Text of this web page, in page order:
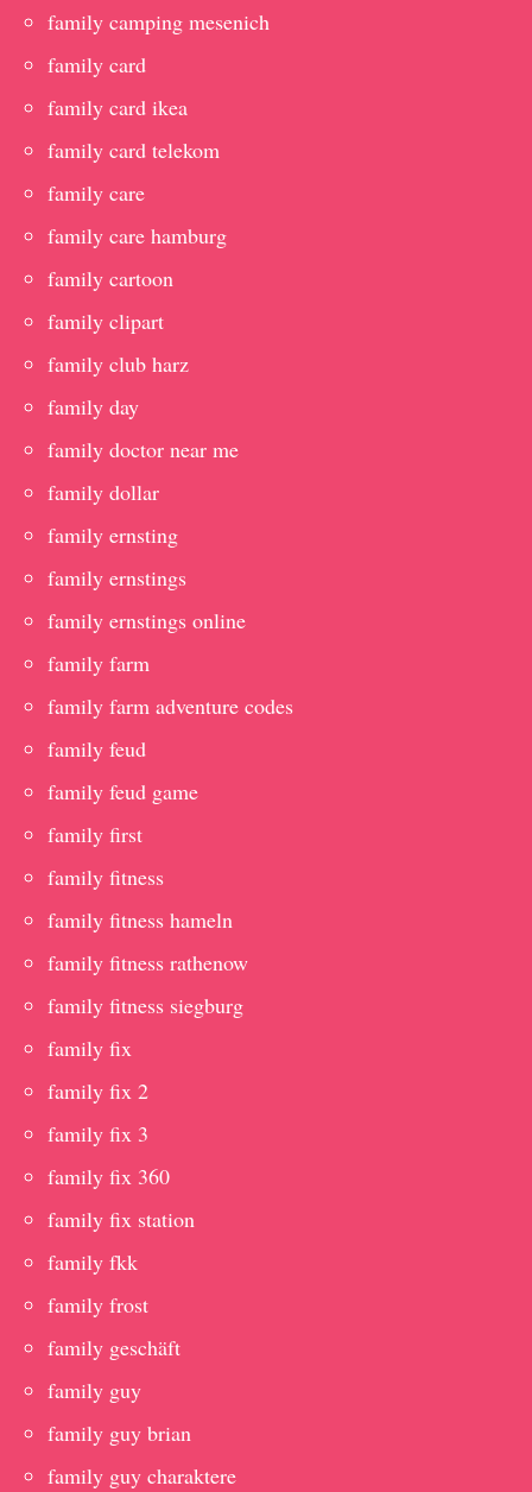
family camping mesenich
family card
family card ikea
family card telekom
family care
family care hamburg
family cartoon
family clipart
family club harz
family day
family doctor near me
family dollar
family ernsting
family ernstings
family ernstings online
family farm
family farm adventure codes
family feud
family feud game
family first
family fitness
family fitness hameln
family fitness rathenow
family fitness siegburg
family fix
family fix 2
family fix 3
family fix 360
family fix station
family fkk
family frost
family geschäft
family guy
family guy brian
family guy charaktere